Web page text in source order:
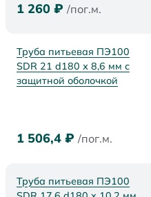
1 260 ₽ /пог.м.
Труба питьевая ПЭ100
SDR 21 d180 х 8,6 мм с
защитной оболочкой
1 506,4 ₽ /пог.м.
Труба питьевая ПЭ100